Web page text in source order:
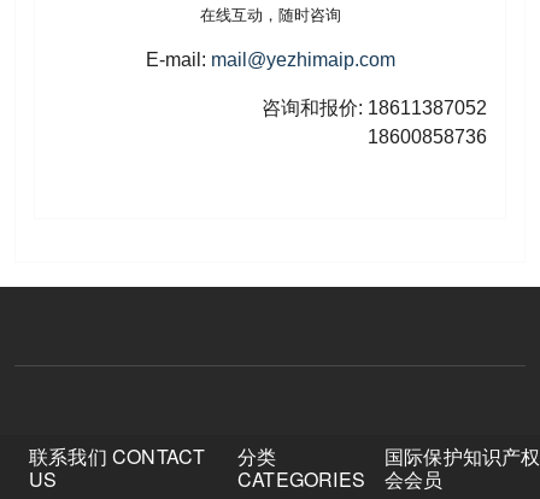
在线互动，随时咨询
E-mail: mail@yezhimaip.com
咨询和报价: 18611387052
18600858736
联系我们 CONTACT
US
分类
CATEGORIES
国际保护知识产
会会员